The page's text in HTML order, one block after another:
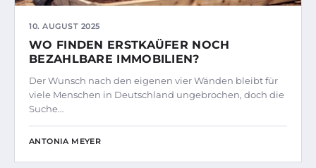
10. AUGUST 2025
WO FINDEN ERSTKAÜFER NOCH
BEZAHLBARE IMMOBILIEN?
Der Wunsch nach den eigenen vier Wänden bleibt für
viele Menschen in Deutschland ungebrochen, doch die
Suche…
ANTONIA MEYER